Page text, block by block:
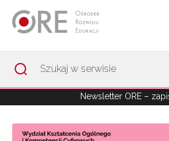
Newsletter ORE –